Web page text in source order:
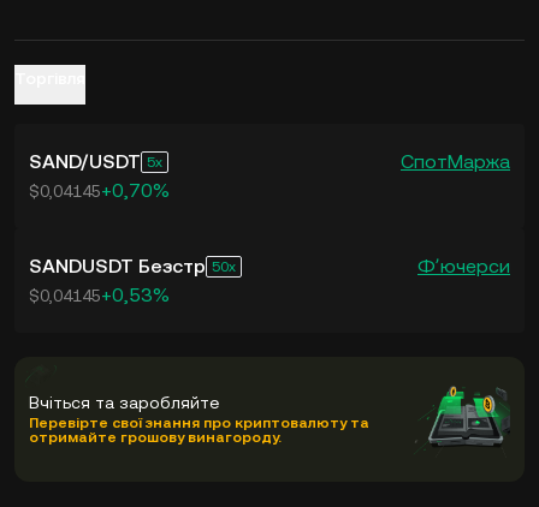
SAND/USDT 5 СпотМаржа
$0,04145+0,70%
SANDUSDT Безстр 50 Фʼючерси
$0,04145+0,53%
Вчіться та заробляйте
Перевірте свої знання про криптовалюту та
отримайте грошову винагороду.